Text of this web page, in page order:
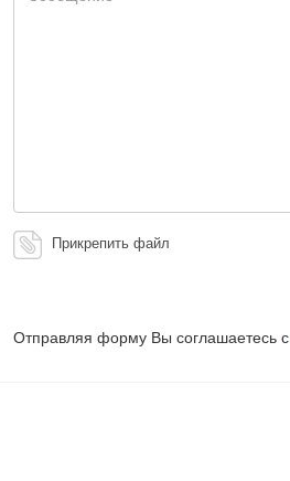
Прикрепить файл
Отправляя форму Вы соглашаетесь с